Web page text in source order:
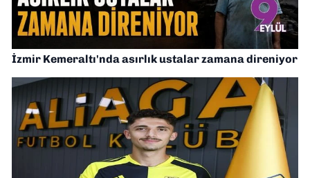
İzmir Kemeraltı'nda asırlık ustalar zamana direniyor